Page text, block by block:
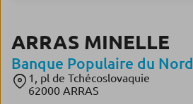
ARRAS MINELLE
Banque Populaire du Nord
1, pl de Tchécoslovaquie
62000 ARRAS